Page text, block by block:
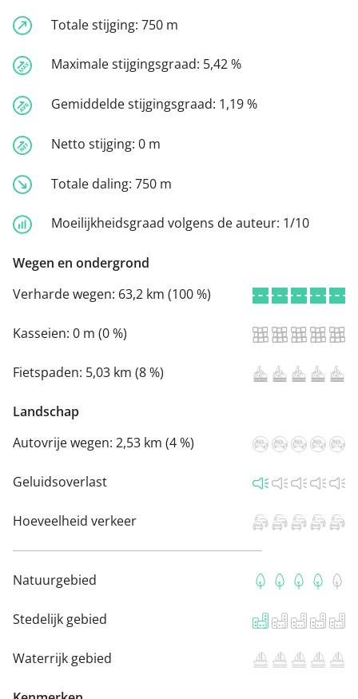
Totale stijging: 750 m
Maximale stijgingsgraad: 5,42 %
Gemiddelde stijgingsgraad: 1,19 %
Netto stijging: 0 m
Totale daling: 750 m
Moeilijkheidsgraad volgens de auteur: 1/10
Wegen en ondergrond
Verharde wegen: 63,2 km (100 %)
Kasseien: 0 m (0 %)
Fietspaden: 5,03 km (8 %)
Landschap
Autovrije wegen: 2,53 km (4 %)
Geluidsoverlast
Hoeveelheid verkeer
Natuurgebied
Stedelijk gebied
Waterrijk gebied